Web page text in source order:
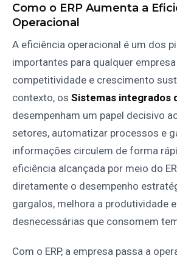
Como o ERP Aumenta a
Operacional
A eficiência operacional é um dos
importantes para qualquer
competitividade e crescimento
contexto, os Sistemas integrados
desempenham um papel decisivo
setores, automatizar processos e
informações circulem de forma
eficiência alcançada por meio do
diretamente o desempenho
gargalos, melhora a produtividade
desnecessárias que consomem
Com o ERP, a empresa passa a